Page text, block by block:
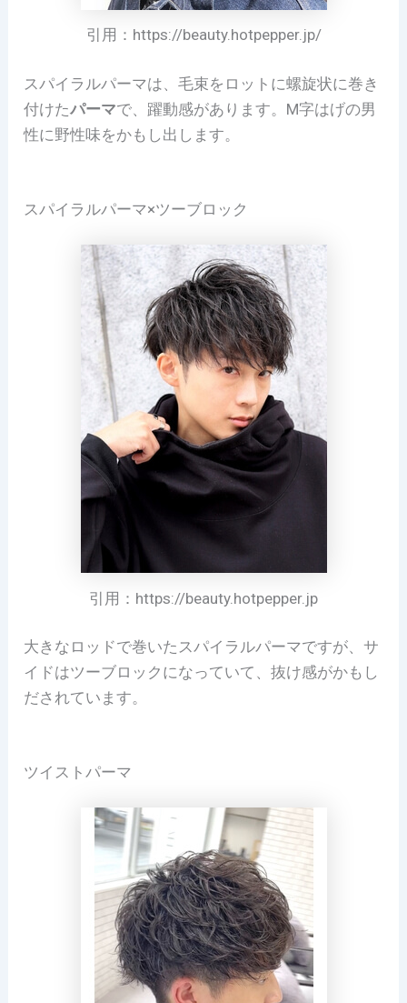
引用：https://beauty.hotpepper.jp/
スパイラルパーマは、毛束をロットに螺旋状に巻き
付けたパーマで、躍動感があります。M字はげの男
性に野性味をかもし出します。
スパイラルパーマ×ツーブロック
引用：https://beauty.hotpepper.jp
大きなロッドで巻いたスパイラルパーマですが、サ
イドはツーブロックになっていて、抜け感がかもし
だされています。
ツイストパーマ